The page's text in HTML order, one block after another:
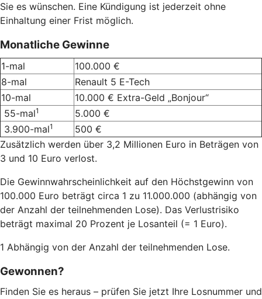
Sie es wünschen. Eine Kündigung ist jederzeit ohne
Einhaltung einer Frist möglich.
Monatliche Gewinne
1-mal
100.000 €
8-mal
Renault 5 E-Tech
10-mal
10.000 € Extra-Geld „Bonjour“
55-mal1
5.000 €
3.900-mal1
500 €
Zusätzlich werden über 3,2 Millionen Euro in Beträgen von
3 und 10 Euro verlost.
Die Gewinnwahrscheinlichkeit auf den Höchstgewinn von
100.000 Euro beträgt circa 1 zu 11.000.000 (abhängig von
der Anzahl der teilnehmenden Lose). Das Verlustrisiko
beträgt maximal 20 Prozent je Losanteil (= 1 Euro).
1 Abhängig von der Anzahl der teilnehmenden Lose.
Gewonnen?
Finden Sie es heraus – prüfen Sie jetzt Ihre Losnummer und